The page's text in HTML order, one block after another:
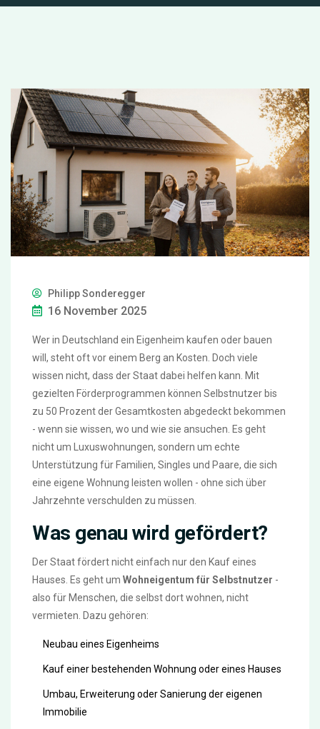
Philipp Sonderegger
16 November 2025
Wer in Deutschland ein Eigenheim kaufen oder bauen
will, steht oft vor einem Berg an Kosten. Doch viele
wissen nicht, dass der Staat dabei helfen kann. Mit
gezielten Förderprogrammen können Selbstnutzer bis
zu 50 Prozent der Gesamtkosten abgedeckt bekommen
- wenn sie wissen, wo und wie sie ansuchen. Es geht
nicht um Luxuswohnungen, sondern um echte
Unterstützung für Familien, Singles und Paare, die sich
eine eigene Wohnung leisten wollen - ohne sich über
Jahrzehnte verschulden zu müssen.
Was genau wird gefördert?
Der Staat fördert nicht einfach nur den Kauf eines
Hauses. Es geht um Wohneigentum für Selbstnutzer -
also für Menschen, die selbst dort wohnen, nicht
vermieten. Dazu gehören:
Neubau eines Eigenheims
Kauf einer bestehenden Wohnung oder eines Hauses
Umbau, Erweiterung oder Sanierung der eigenen
Immobilie